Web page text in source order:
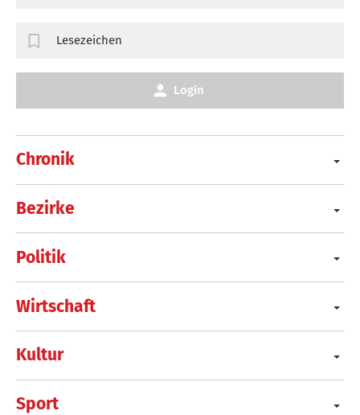
Chronik
Bezirke
Politik
Wirtschaft
Kultur
Sport
Lesezeichen
Login